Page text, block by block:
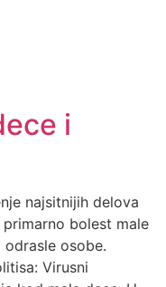
i
najsitnijih delova
bolest male
osobe.
Virusni